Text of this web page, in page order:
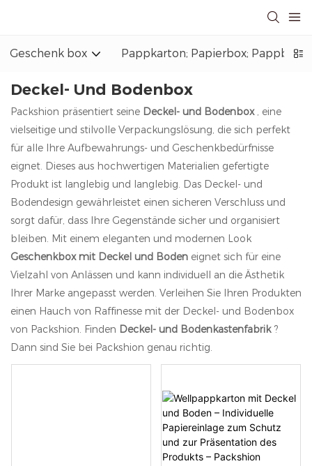
Geschenk box Pappkarton; Papierbox; Pappbox
Deckel- Und Bodenbox
Packshion präsentiert seine Deckel- und Bodenbox , eine
vielseitige und stilvolle Verpackungslösung, die sich perfekt
für alle Ihre Aufbewahrungs- und Geschenkbedürfnisse
eignet. Dieses aus hochwertigen Materialien gefertigte
Produkt ist langlebig und langlebig. Das Deckel- und
Bodendesign gewährleistet einen sicheren Verschluss und
sorgt dafür, dass Ihre Gegenstände sicher und organisiert
bleiben. Mit einem eleganten und modernen Look
Geschenkbox mit Deckel und Boden eignet sich für eine
Vielzahl von Anlässen und kann individuell an die Ästhetik
Ihrer Marke angepasst werden. Verleihen Sie Ihren Produkten
einen Hauch von Raffinesse mit der Deckel- und Bodenbox
von Packshion. Finden Deckel- und Bodenkastenfabrik ?
Dann sind Sie bei Packshion genau richtig.